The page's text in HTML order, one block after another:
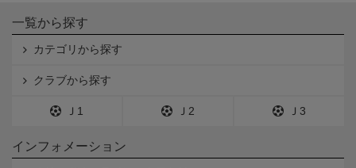
一覧から探す
カテゴリから探す
クラブから探す
Ｊ1 Ｊ2 Ｊ3
インフォメーション